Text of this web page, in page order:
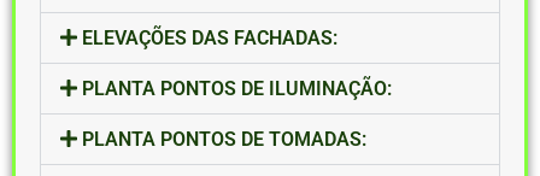
ELEVAÇÕES DAS FACHADAS:
PLANTA PONTOS DE ILUMINAÇÃO:
PLANTA PONTOS DE TOMADAS: